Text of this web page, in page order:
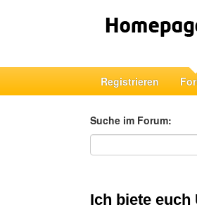
Registrieren
Suche im Forum:
Suche im Forum
Ich biete